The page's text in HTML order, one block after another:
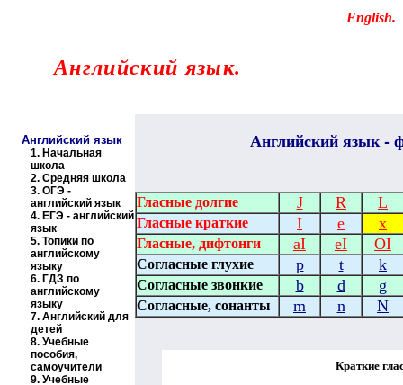
English.
Английский язык.
Английский язык
1. Начальная
школа
2. Средняя школа
3. ОГЭ -
английский язык
4. ЕГЭ - английский
язык
5. Топики по
английскому
языку
6. ГДЗ по
английскому
языку
7. Английский для
детей
8. Учебные
пособия,
самоучители
9. Учебные
Английский язык -
Гласные долгие J R L
Гласные краткие I e x
Гласные, дифтонги aI eI OI
Согласные глухие p t k
Согласные звонкие b d g
Согласные, сонанты m n N
Краткие